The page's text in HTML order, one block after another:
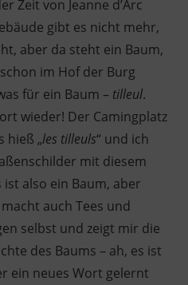
Zeit von Jeanne d’Arc
gibt es nicht mehr,
aber da steht ein Baum,
im Hof der Burg
für ein Baum – tilleul.
wieder! Der Camingplatz
hieß „les tilleuls“ und ich
mit diesem
ist also ein Baum, aber
auch Tees und
selbst und zeigt mir die
des Baums – ah, es ist
ein neues Wort gelernt